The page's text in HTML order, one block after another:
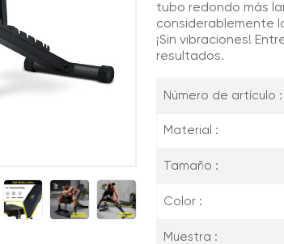
tubo redondo más
considerablemente
¡Sin vibraciones!
resultados.
Número de artículo :
Material :
Tamaño :
Color :
Muestra :